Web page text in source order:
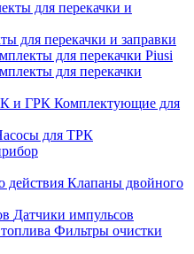
для перекачки и заправки
для перекачки Piusi
для перекачки
Комплектующие для
для ТРК
Клапаны двойного
Датчики импульсов
Фильтры очистки